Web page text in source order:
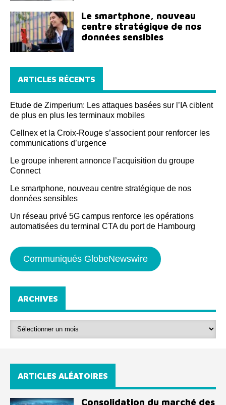
Le smartphone, nouveau
centre stratégique de nos
données sensibles
ARTICLES RÉCENTS
Etude de Zimperium: Les attaques basées sur l’IA ciblent
de plus en plus les terminaux mobiles
Cellnex et la Croix-Rouge s’associent pour renforcer les
communications d’urgence
Le groupe inherent annonce l’acquisition du groupe
Connect
Le smartphone, nouveau centre stratégique de nos
données sensibles
Un réseau privé 5G campus renforce les opérations
automatisées du terminal CTA du port de Hambourg
Communiqués GlobeNewswire
ARCHIVES
ARTICLES ALÉATOIRES
Consolidation du marché des